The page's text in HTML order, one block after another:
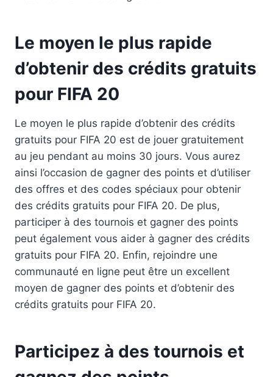
Le moyen le plus rapide
d’obtenir des crédits gratuits
pour FIFA 20
Le moyen le plus rapide d’obtenir des crédits
gratuits pour FIFA 20 est de jouer gratuitement
au jeu pendant au moins 30 jours. Vous aurez
ainsi l’occasion de gagner des points et d’utiliser
des offres et des codes spéciaux pour obtenir
des crédits gratuits pour FIFA 20. De plus,
participer à des tournois et gagner des points
peut également vous aider à gagner des crédits
gratuits pour FIFA 20. Enfin, rejoindre une
communauté en ligne peut être un excellent
moyen de gagner des points et d’obtenir des
crédits gratuits pour FIFA 20.
Participez à des tournois et